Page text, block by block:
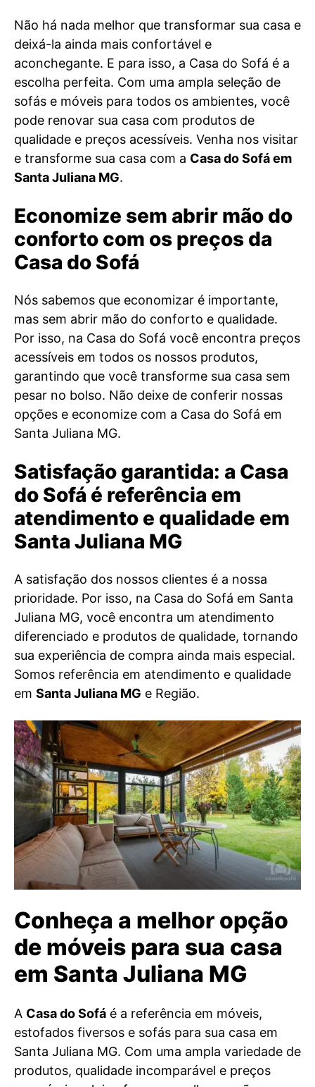
Não há nada melhor que transformar sua casa e
deixá-la ainda mais confortável e
aconchegante. E para isso, a Casa do Sofá é a
escolha perfeita. Com uma ampla seleção de
sofás e móveis para todos os ambientes, você
pode renovar sua casa com produtos de
qualidade e preços acessíveis. Venha nos visitar
e transforme sua casa com a Casa do Sofá em
Santa Juliana MG.
Economize sem abrir mão do
conforto com os preços da
Casa do Sofá
Nós sabemos que economizar é importante,
mas sem abrir mão do conforto e qualidade.
Por isso, na Casa do Sofá você encontra preços
acessíveis em todos os nossos produtos,
garantindo que você transforme sua casa sem
pesar no bolso. Não deixe de conferir nossas
opções e economize com a Casa do Sofá em
Santa Juliana MG.
Satisfação garantida: a Casa
do Sofá é referência em
atendimento e qualidade em
Santa Juliana MG
A satisfação dos nossos clientes é a nossa
prioridade. Por isso, na Casa do Sofá em Santa
Juliana MG, você encontra um atendimento
diferenciado e produtos de qualidade, tornando
sua experiência de compra ainda mais especial.
Somos referência em atendimento e qualidade
em Santa Juliana MG e Região.
Conheça a melhor opção
de móveis para sua casa
em Santa Juliana MG
A Casa do Sofá é a referência em móveis,
estofados fiversos e sofás para sua casa em
Santa Juliana MG. Com uma ampla variedade de
produtos, qualidade incomparável e preços